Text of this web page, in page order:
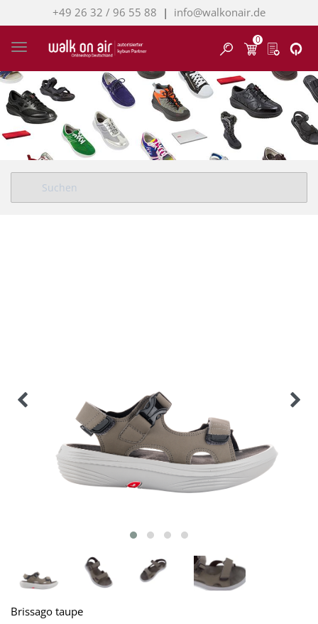
+49 26 32 / 96 55 88 | info@walkonair.de
Toggle navigation Finden
0
Brissago taupe